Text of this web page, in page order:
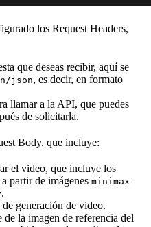
los Request Headers,
que deseas recibir, aquí se
json, es decir, en formato
llamar a la API, que puedes
de solicitarla.
Body, que incluye:
el video, que incluye los
partir de imágenes minimax-
.
generación de video.
de la imagen de referencia del